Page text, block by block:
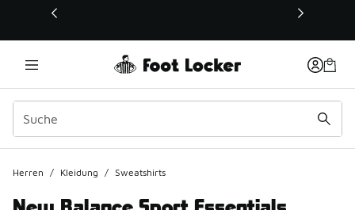
Dieser Link öffnet sich in einem neuen Fenster
Herren / Kleidung / Sweatshirts